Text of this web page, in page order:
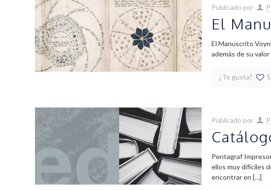
Publicado por
El
El Manuscrito
además de su
¿Te gusta? 5
Publicado por
Pentagraf
ellos muy difíciles
encontrar en […]